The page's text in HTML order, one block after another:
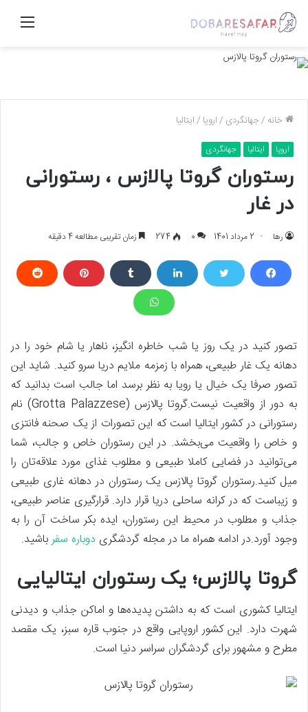
منو
خانه /جهانگردی /اروپا /ایتالیا
اروپا ایتالیا جهانگردی
رستوران گروتا پالازس ، رستورانی
در غار
رها 2 مرداد 1401 0
274 زمان تقریبی مطالعه 4 دقیقه
تصور کنید در یک روز یا شب خاطره انگیز، ناهار یا شام خود را در
دهانه یک غار طبیعی، همراه با زمزمه ملایم دریا سرو کنید. شاید این
تصور صرفا یک خیال یا رویا به نظر برسد اما جالب است بدانید که
به دور از واقعیت نیست.گروتا پالازس (Grotta Palazzese) نام
رستورانی در کشور ایتالیا است که این تصورات از یک صحنه فانتزی
و خاص را واقعیت می‌بخشد. در این رستوران خاص و جالب، شما
می‌توانید در فضایی کاملا طبیعی و مطلوب غذای مورد علاقه‌تان را
میل کنید.رستوران گروتا پالازس یک رستوران در دهانه غاری طبیعی
و زیباست که در کرانه ساحلی دریا قرار دارد. قرارگیری عناصر طبیعی،
جذاب و مطلوب در محیط این رستوران، ایده بکر ساخت آن را به
وجود آورد.در ادامه همراه ما در مجله گردشگری دوباره سفرباشید.
گروتا پالازس؛ یک رستوران ایتالیایی
ایتالیا کشوری است که به داشتن پدیده‌ها و اماکن جذاب و دیدنی
شهرت دارد. این کشور اروپایی واقع در جنوب قاره سبز، یک مقصد
مطرح و مشهور برای گردشگران سراسر دنیا است.